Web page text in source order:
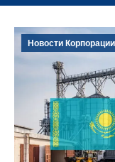
Новости Корпорации